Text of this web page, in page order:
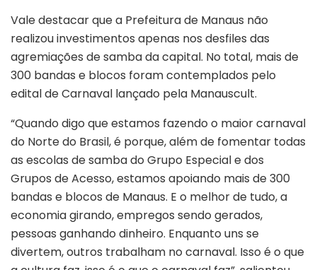
Vale destacar que a Prefeitura de Manaus não
realizou investimentos apenas nos desfiles das
agremiações de samba da capital. No total, mais de
300 bandas e blocos foram contemplados pelo
edital de Carnaval lançado pela Manauscult.
“Quando digo que estamos fazendo o maior carnaval
do Norte do Brasil, é porque, além de fomentar todas
as escolas de samba do Grupo Especial e dos
Grupos de Acesso, estamos apoiando mais de 300
bandas e blocos de Manaus. E o melhor de tudo, a
economia girando, empregos sendo gerados,
pessoas ganhando dinheiro. Enquanto uns se
divertem, outros trabalham no carnaval. Isso é o que